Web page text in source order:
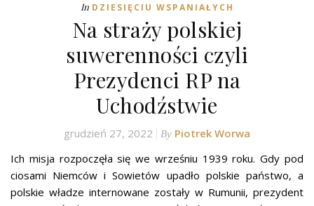
In DZIESIĘCIU WSPANIAŁYCH
Na straży polskiej
suwerenności czyli
Prezydenci RP na
Uchodźstwie
grudzień 27, 2022 By Piotrek Worwa
Ich misja rozpoczęła się we wrześniu 1939 roku. Gdy pod
ciosami Niemców i Sowietów upadło polskie państwo, a
polskie władze internowane zostały w Rumunii, prezydent